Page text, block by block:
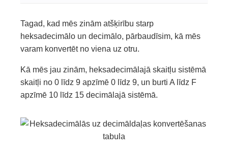
Tagad, kad mēs zinām atšķirību starp
heksadecimālo un decimālo, pārbaudīsim, kā mēs
varam konvertēt no viena uz otru.
Kā mēs jau zinām, heksadecimālajā skaitļu sistēmā
skaitļi no 0 līdz 9 apzīmē 0 līdz 9, un burti A līdz F
apzīmē 10 līdz 15 decimālajā sistēmā.